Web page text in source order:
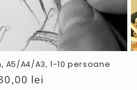
A4/A3, 1-10 persoane
lei